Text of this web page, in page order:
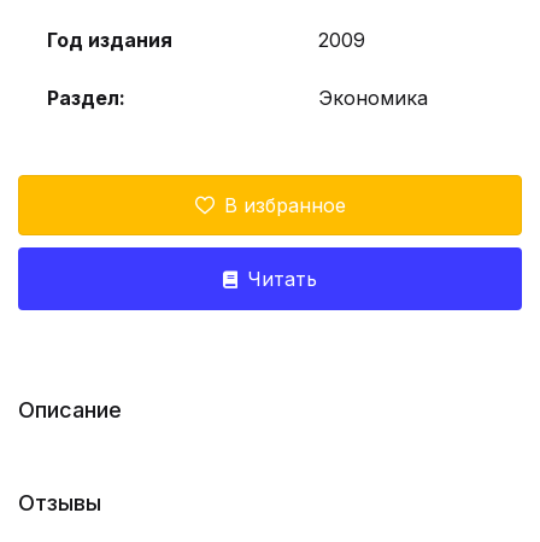
Год издания 2009
Раздел: Экономика
В избранное
Читать
Описание
Отзывы